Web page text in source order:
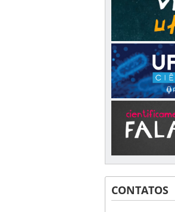
CONTATOS